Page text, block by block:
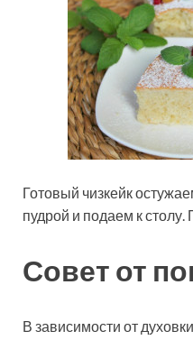
Готовый чизкейк
пудрой и подаем к столу.
Совет от
В зависимости от